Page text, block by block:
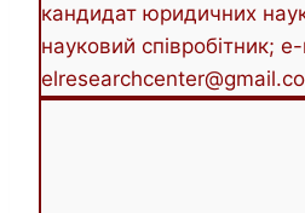
кандидат юридичних
науковий співробітник;